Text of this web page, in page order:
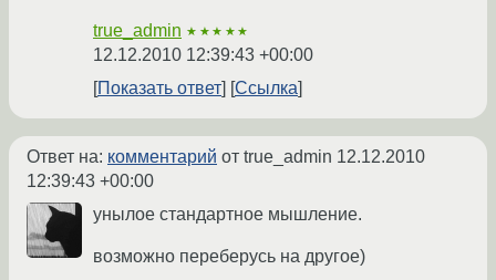
true_admin ★★★★★
12.12.2010 12:39:43 +00:00
Показать ответ
Ссылка
Ответ на: комментарий от true_admin 12.12.2010
12:39:43 +00:00
унылое стандартное мышление.
возможно переберусь на другое)